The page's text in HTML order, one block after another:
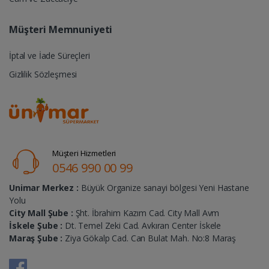
Müşteri Memnuniyeti
İptal ve İade Süreçleri
Gizlilik Sözleşmesi
Müşteri Hizmetleri
0546 990 00 99
Unimar Merkez : Büyük Organize sanayi bölgesi Yeni Hastane
Yolu
City Mall Şube : Şht. İbrahim Kazım Cad. City Mall Avm
İskele Şube : Dt. Temel Zeki Cad. Avkıran Center İskele
Maraş Şube : Ziya Gökalp Cad. Can Bulat Mah. No:8 Maraş